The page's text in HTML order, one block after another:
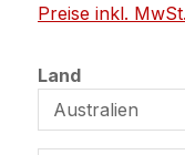
Preise inkl.
Landauswählen